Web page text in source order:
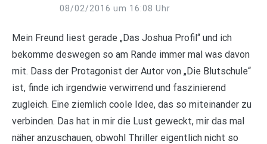
08/02/2016 um 16:08 Uhr
Mein Freund liest gerade „Das Joshua Profil“ und ich
bekomme deswegen so am Rande immer mal was davon
mit. Dass der Protagonist der Autor von „Die Blutschule“
ist, finde ich irgendwie verwirrend und faszinierend
zugleich. Eine ziemlich coole Idee, das so miteinander zu
verbinden. Das hat in mir die Lust geweckt, mir das mal
näher anzuschauen, obwohl Thriller eigentlich nicht so